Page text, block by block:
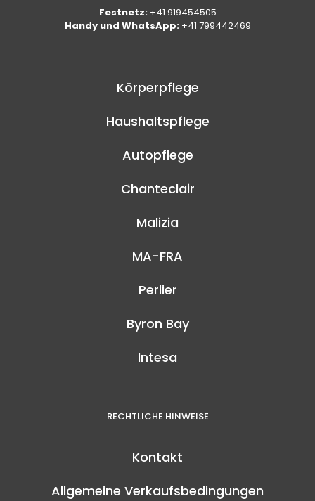
Festnetz: +41 919454505
Handy und WhatsApp: +41 799442469
Körperpflege
Haushaltspflege
Autopflege
Chanteclair
Malizia
MA-FRA
Perlier
Byron Bay
Intesa
RECHTLICHE HINWEISE
Kontakt
Allgemeine Verkaufsbedingungen